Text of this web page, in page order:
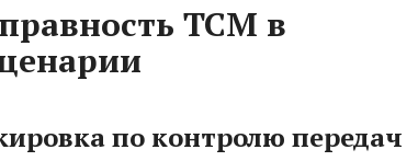
TCM в
по контролю передач